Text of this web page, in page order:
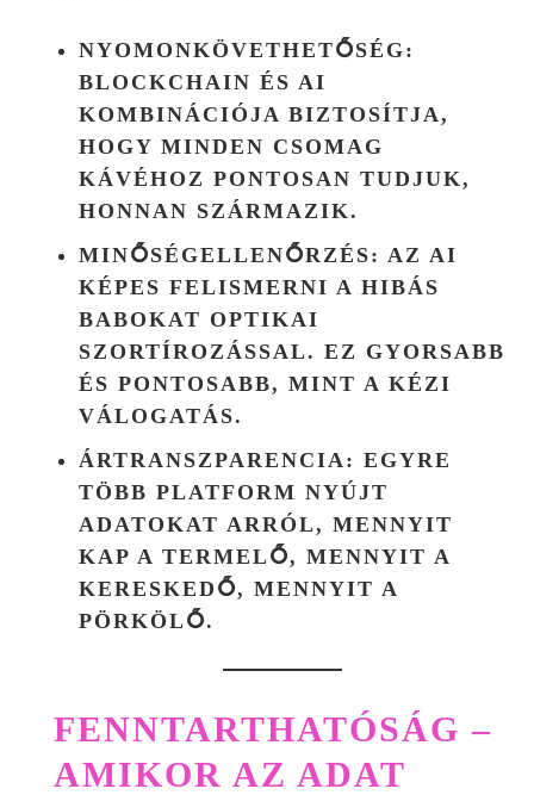
NYOMONKÖVETHETŐSÉG:
BLOCKCHAIN ÉS AI
KOMBINÁCIÓJA BIZTOSÍTJA,
HOGY MINDEN CSOMAG
KÁVÉHOZ PONTOSAN TUDJUK,
HONNAN SZÁRMAZIK.
MINŐSÉGELLENŐRZÉS: AZ AI
KÉPES FELISMERNI A HIBÁS
BABOKAT OPTIKAI
SZORTÍROZÁSSAL. EZ GYORSABB
ÉS PONTOSABB, MINT A KÉZI
VÁLOGATÁS.
ÁRTRANSZPARENCIA: EGYRE
TÖBB PLATFORM NYÚJT
ADATOKAT ARRÓL, MENNYIT
KAP A TERMELŐ, MENNYIT A
KERESKEDŐ, MENNYIT A
PÖRKÖLŐ.
FENNTARTHATÓSÁG –
AMIKOR AZ ADAT